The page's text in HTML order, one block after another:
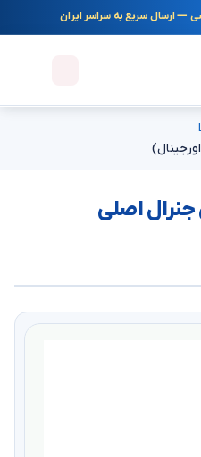
ارسال سریع به سراسر ایران
جنرال اصلی